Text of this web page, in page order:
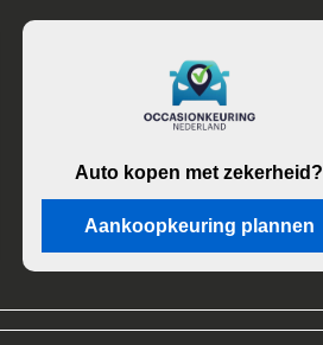
Auto kopen met zekerheid?
Aankoopkeuring plannen